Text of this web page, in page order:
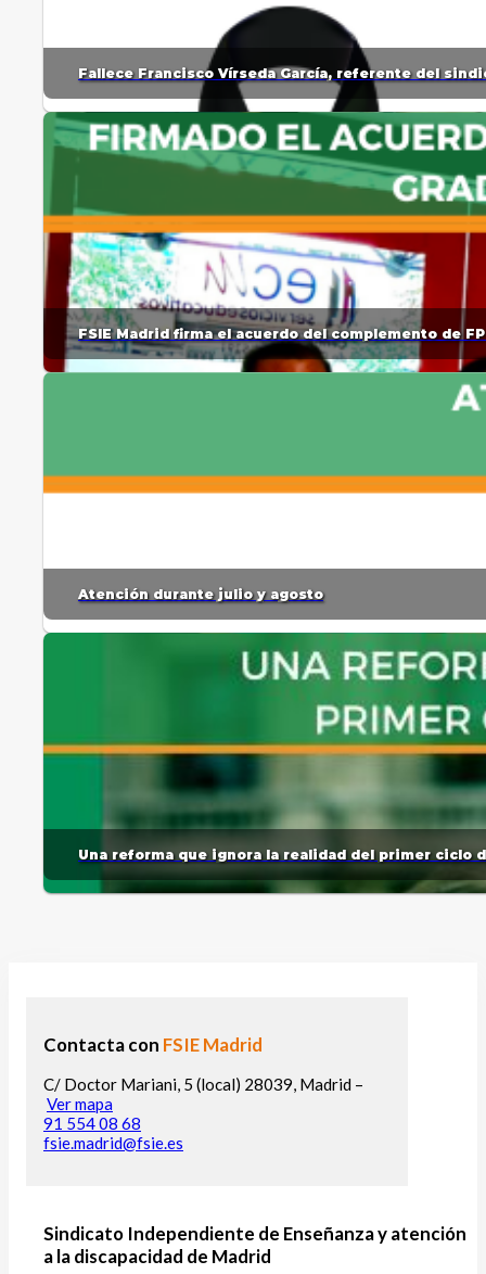
Fallece Francisco Vírseda García, referente del
FSIE Madrid firma el acuerdo del complemento de
Atención durante julio y agosto
Una reforma que ignora la realidad del primer ciclo
Contacta con FSIE Madrid
C/ Doctor Mariani, 5 (local) 28039, Madrid –
Ver mapa
91 554 08 68
fsie.madrid@fsie.es
Sindicato Independiente de Enseñanza y atención
a la discapacidad de Madrid